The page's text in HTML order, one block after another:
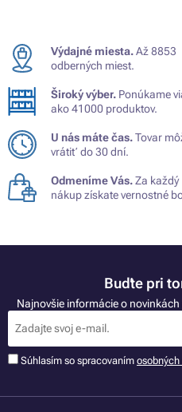
Výdajné miesta.Až 8853
odberných miest.
Široký výber. Ponúkame
ako 41000 produktov.
U nás máte čas.Tovar
vrátiť do 30 dní.
Odmeníme Vás.Za každý
nákup získate vernostné
Buďte pri
Najnovšie informácie o
Súhlasím so spracovaním osobných